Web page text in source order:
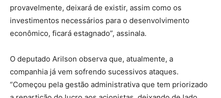
provavelmente, deixará de existir, assim como os
investimentos necessários para o desenvolvimento
econômico, ficará estagnado”, assinala.
O deputado Arilson observa que, atualmente, a
companhia já vem sofrendo sucessivos ataques.
“Começou pela gestão administrativa que tem priorizado